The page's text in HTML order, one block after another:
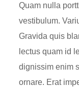
Quam nulla
vestibulum.
Gravida quis
lectus quam id
dignissim enim
ornare. Erat